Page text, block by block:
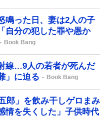
鳴った日、妻は2人の子
自分の犯した罪や愚か
Book Bang
線…9人の若者が死んだ
」に迫る
Book Bang
郎」を飲み干しゲロまみ
を失くした」子供時代